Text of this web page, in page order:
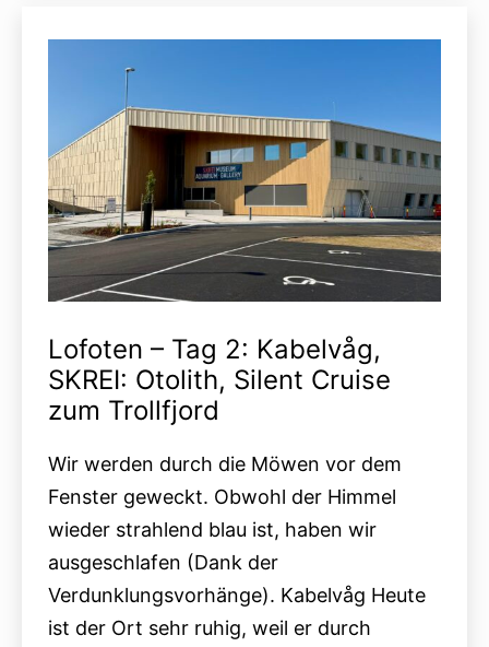
Lofoten – Tag 2: Kabelvåg,
SKREI: Otolith, Silent Cruise
zum Trollfjord
Wir werden durch die Möwen vor dem
Fenster geweckt. Obwohl der Himmel
wieder strahlend blau ist, haben wir
ausgeschlafen (Dank der
Verdunklungsvorhänge). Kabelvåg Heute
ist der Ort sehr ruhig, weil er durch